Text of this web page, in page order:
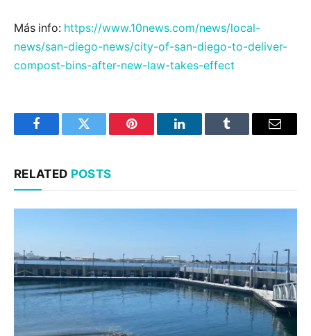
Más info: https://www.10news.com/news/local-
news/san-diego-news/city-of-san-diego-to-deliver-
compost-bins-after-new-law-takes-effect
FacebookTwitter Pinterest LinkedInTumblr Email
RELATED POSTS